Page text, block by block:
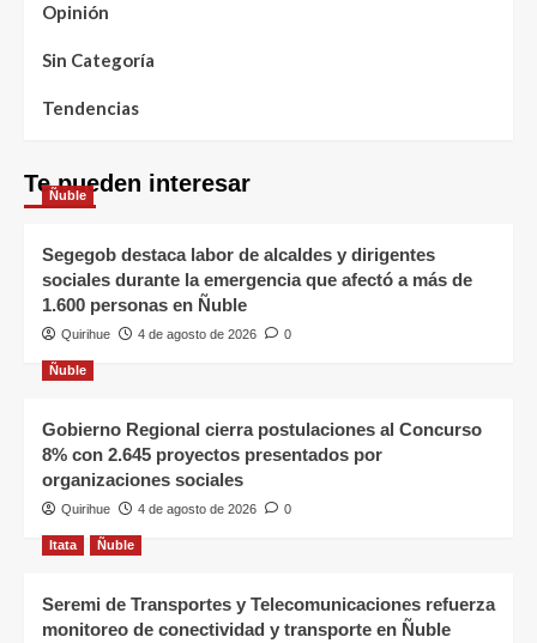
Opinión
Sin Categoría
Tendencias
Te pueden interesar
Ñuble
Segegob destaca labor de alcaldes y dirigentes
sociales durante la emergencia que afectó a más de
1.600 personas en Ñuble
Quirihue 4 de agosto de 2026 0
Ñuble
Gobierno Regional cierra postulaciones al Concurso
8% con 2.645 proyectos presentados por
organizaciones sociales
Quirihue 4 de agosto de 2026 0
Itata Ñuble
Seremi de Transportes y Telecomunicaciones refuerza
monitoreo de conectividad y transporte en Ñuble